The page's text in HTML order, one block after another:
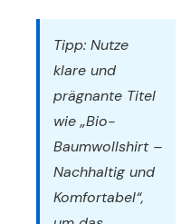
Tipp: Nutze
klare und
prägnante Titel
wie „Bio-
Baumwollshirt –
Nachhaltig und
Komfortabel“,